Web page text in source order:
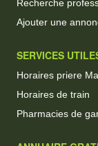
Recherche
Ajouter une
SERVICES
Horaires priere
Horaires de train
Pharmacies de